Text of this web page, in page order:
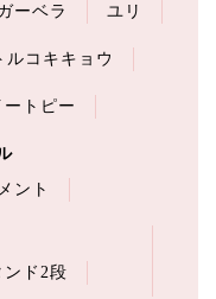
ーベラ ユリ
ルコキキョウ
ートピー
ント
ンド2段